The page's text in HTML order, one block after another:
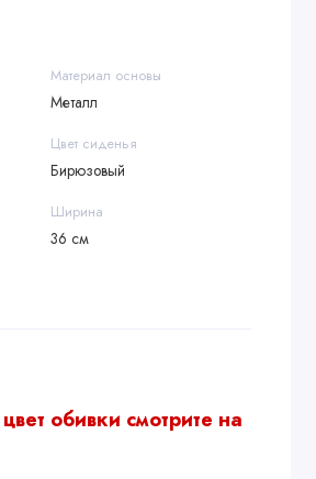
Материал основы
Металл
Цвет сиденья
Бирюзовый
Ширина
36 см
цвет обивки смотрите на